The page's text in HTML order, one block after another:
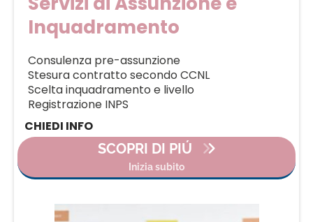
Inquadramento
Consulenza pre-assunzione
Stesura contratto secondo CCNL
Scelta inquadramento e livello
Registrazione INPS
CHIEDI INFO
SCOPRI DI PIÚ
Inizia subito